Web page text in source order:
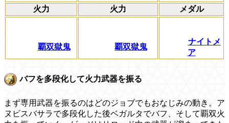
火力 火力 メダル
覇双獄鬼 覇双獄鬼
ナイトメ
ア
バフを多段化して火力武器を振る
まず専用武器を振るのはどのジョブでもおなじみの動き。ア
ヌビスバサラで多段化した後ベガルタでバフ、そして覇双火